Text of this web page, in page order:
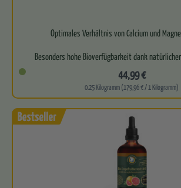
Optimales Verhältnis von Calcium und
Besonders hohe Bioverfügbarkeit dank
Natur…
44,99 €
0.25 Kilogramm (179,96 € / 1 Kilogramm)